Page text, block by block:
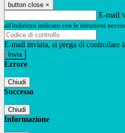
button close ×
E-mail
all'indirizzo indicato con le istruzioni
E-mail inviata, si prega di controllare
Errore
Chiudi
Successo
Chiudi
Informazione